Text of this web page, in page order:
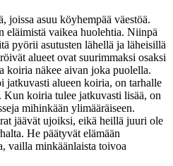
joissa asuu köyhempää väestöä.
vaikea huolehtia. Niinpä
pyörii asutusten lähellä ja läheisillä
alueet ovat suurimmaksi osaksi
koiria näkee aivan joka puolella.
jatkuvasti alueen koiria, on tarhalle
koiria tulee jatkuvasti lisää, on
mihinkään ylimääräiseen.
jäävät ujoiksi, eikä heillä juuri ole
He päätyvät elämään
vailla minkäänlaista toivoa